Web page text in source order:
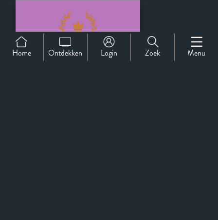
Home Ontdekken Login Zoek Menu